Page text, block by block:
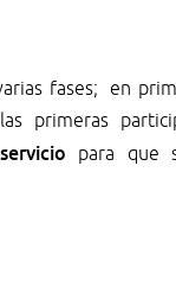
fases; en
primeras
para que